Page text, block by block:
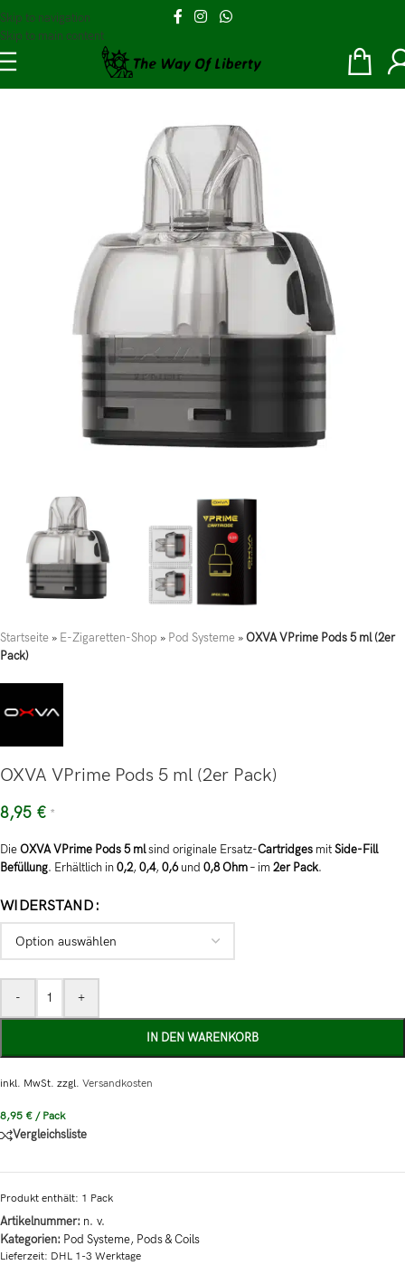
Skip to navigation
Skip to main content
Startseite » E-Zigaretten-Shop » Pod Systeme »OXVA VPrime Pods 5 ml (2er
Pack)
OXVA VPrime Pods 5 ml (2er Pack)
8,95 € *
DieOXVA VPrime Pods 5 mlsind originale Ersatz-Cartridges mitSide-Fill
Befüllung. Erhältlich in0,2,0,4,0,6und 0,8 Ohm– im2er Pack.
WIDERSTAND
- +
IN DEN WARENKORB
inkl. MwSt. zzgl. Versandkosten
8,95 € / Pack
Vergleichsliste
Produkt enthält: 1 Pack
Artikelnummer: n. v.
Kategorien: Pod Systeme, Pods & Coils
Lieferzeit: DHL 1-3 Werktage